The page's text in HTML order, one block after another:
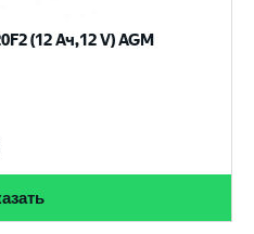
(12 Ач,12 V) AGM